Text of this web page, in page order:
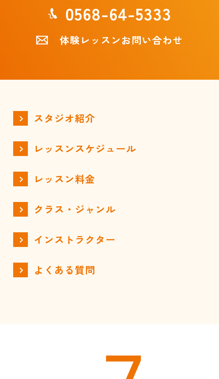
0568-64-5333
体験レッスンお問い合わせ
スタジオ紹介
レッスンスケジュール
レッスン料金
クラス・ジャンル
インストラクター
よくある質問